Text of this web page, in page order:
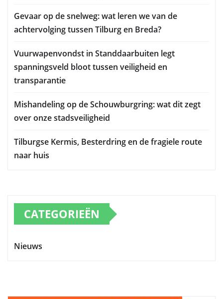
Gevaar op de snelweg: wat leren we van de
achtervolging tussen Tilburg en Breda?
Vuurwapenvondst in Standdaarbuiten legt
spanningsveld bloot tussen veiligheid en
transparantie
Mishandeling op de Schouwburgring: wat dit zegt
over onze stadsveiligheid
Tilburgse Kermis, Besterdring en de fragiele route
naar huis
CATEGORIEËN
Nieuws